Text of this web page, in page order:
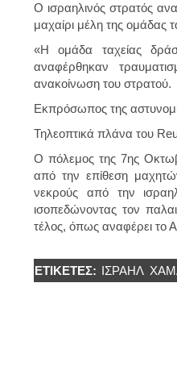
Ο ισραηλινός στρατός
μαχαίρι μέλη της ομάδας
«Η ομάδα ταχείας
αναφέρθηκαν
ανακοίνωση του στρατού.
Εκπρόσωπος της
Τηλεοπτικά πλάνα του
Ο πόλεμος της 7ης
από την επίθεση
νεκρούς από την
ισοπεδώνοντας τον
τέλος, όπως αναφέρει το
ΕΤΙΚΈΤΕΣ: ΙΣΡΑΉΛ